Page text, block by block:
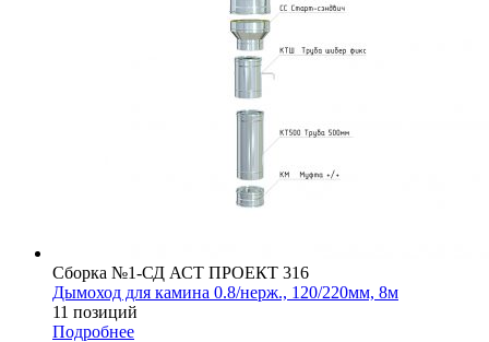
Сборка №1-СД АСТ ПРОЕКТ 316
Дымоход для камина 0.8/нерж., 120/220мм, 8м
11 позиций
Подробнее